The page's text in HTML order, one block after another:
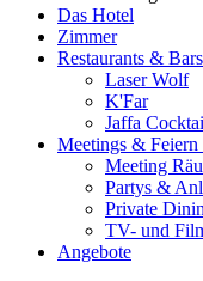
Das Hotel
Zimmer
Restaurants & Bars
Laser Wolf
K'Far
Jaffa
Meetings & Feiern
Meeting
Partys &
Private
TV- und
Angebote